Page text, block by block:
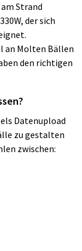
Strand
der sich
an Molten Bällen
den richtigen
Datenupload
zu gestalten
zwischen: